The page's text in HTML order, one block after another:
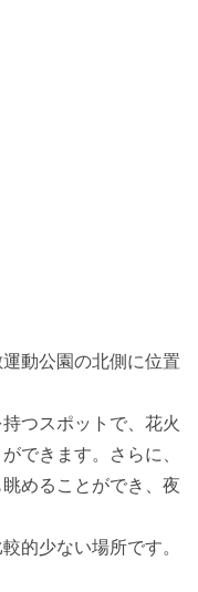
動公園の北側に位置
つスポットで、花火
できます。さらに、
めることができ、夜
的少ない場所です。